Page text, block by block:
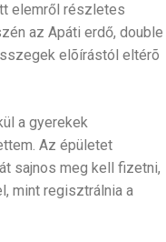
elemről részletes
az Apáti erdő, double
elõírástól eltérõ
a gyerekek
Az épületet
sajnos meg kell fizetni,
mint regisztrálnia a